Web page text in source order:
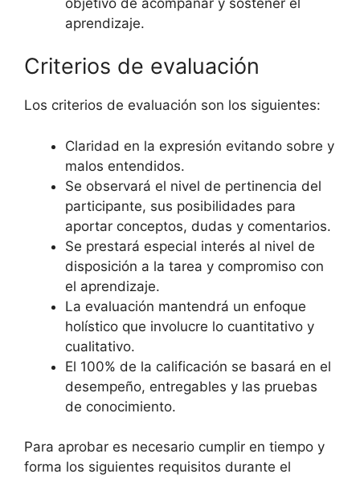
aprendizaje.
Criterios de evaluación
Los criterios de evaluación son los siguientes:
Claridad en la expresión evitando sobre y
malos entendidos.
Se observará el nivel de pertinencia del
participante, sus posibilidades para
aportar conceptos, dudas y comentarios.
Se prestará especial interés al nivel de
disposición a la tarea y compromiso con
el aprendizaje.
La evaluación mantendrá un enfoque
holístico que involucre lo cuantitativo y
cualitativo.
El 100% de la calificación se basará en el
desempeño, entregables y las pruebas
de conocimiento.
Para aprobar es necesario cumplir en tiempo y
forma los siguientes requisitos durante el